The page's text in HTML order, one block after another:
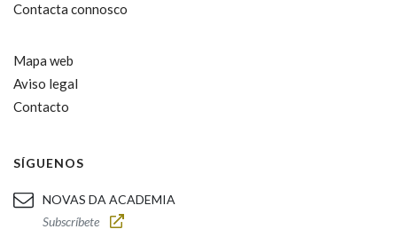
Contacta connosco
Mapa web
Aviso legal
Contacto
SÍGUENOS
NOVAS DA ACADEMIA
Subscríbete